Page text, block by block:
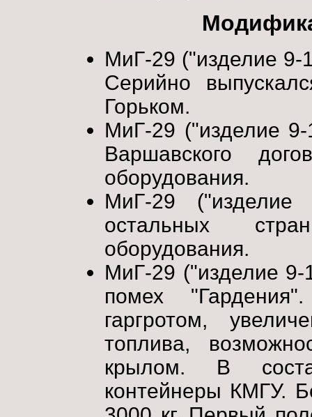
МиГ-29 ("изделие 9-
Серийно
Горьком.
МиГ-29 ("изделие
Варшавского
оборудования.
МиГ-29
остальных
оборудования.
МиГ-29 ("изделие 9-
помех
гаргротом,
топлива,
крылом. В
контейнеры КМГУ.